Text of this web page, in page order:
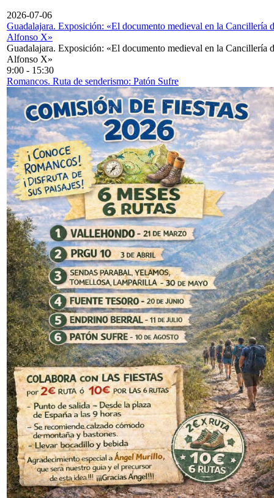
2026-07-06
Guadalajara. Exposición: «El documento medieval en la Cancillería
Alfonso X»
Guadalajara. Exposición: «El documento medieval en la Cancillería
Alfonso X»
9:00 - 15:30
Romancos. Ruta de senderismo: Patón Sufre